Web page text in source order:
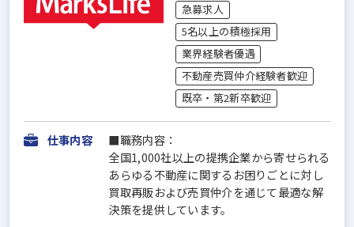
急募求人
5名以上の積極採用
業界経験者優遇
不動産売買仲介経験者歓迎
既卒・第2新卒歓迎
仕事内容
■職務内容：
全国1,000社以上の提携企業から寄せられる
あらゆる不動産に関するお困りごとに対し
買取再販および売買仲介を通じて最適な解
決策を提供しています。